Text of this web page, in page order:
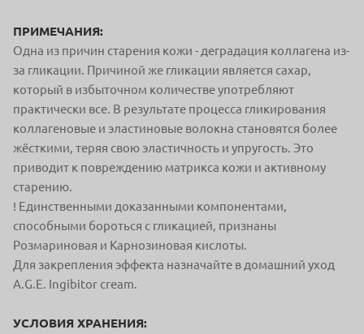
ПРИМЕЧАНИЯ:
Одна из причин старения кожи - деградация коллагена из-
за гликации. Причиной же гликации является сахар,
который в избыточном количестве употребляют
практически все. В результате процесса гликирования
коллагеновые и эластиновые волокна становятся более
жёсткими, теряя свою эластичность и упругость. Это
приводит к повреждению матрикса кожи и активному
старению.
! Единственными доказанными компонентами,
способными бороться с гликацией, признаны
Розмариновая и Карнозиновая кислоты.
Для закрепления эффекта назначайте в домашний уход
A.G.E. Ingibitor cream.
УСЛОВИЯ ХРАНЕНИЯ: